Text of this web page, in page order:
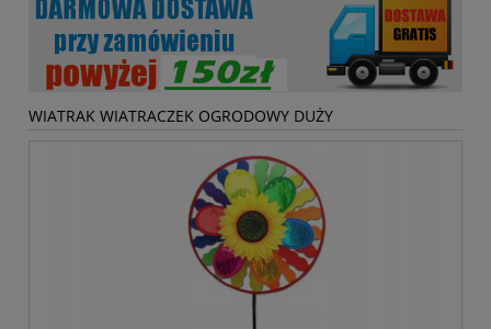
WIATRAK WIATRACZEK OGRODOWY DUŻY